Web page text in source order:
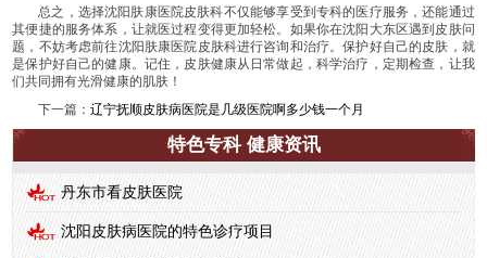
总之，选择沈阳肤康医院皮肤科不仅能够享受到专科的医疗服务，还能通过
其便捷的服务体系，让就医过程变得更加轻松。如果你在沈阳大东区遇到皮肤问
题，不妨考虑前往沈阳肤康医院皮肤科进行咨询和治疗。保护好自己的皮肤，就
是保护好自己的健康。记住，皮肤健康从日常做起，科学治疗，定期检查，让我
们共同拥有光滑健康的肌肤！
下一篇：辽宁抚顺皮肤病医院是几级医院啊多少钱一个月
特色专科 健康资讯
丹东市看皮肤医院
沈阳皮肤病医院的特色诊疗项目